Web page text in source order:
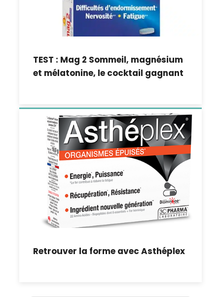
TEST : Mag 2 Sommeil, magnésium
et mélatonine, le cocktail gagnant
Retrouver la forme avec Asthéplex